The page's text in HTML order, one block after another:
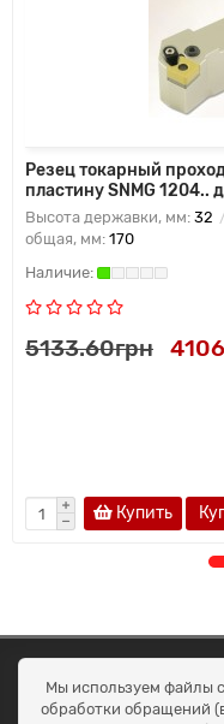
Резец токарный
пластину SNMG 1204..
Высота державки, мм: 32
общая, мм: 170
5133.60грн
Купить
ОКЕАН ТРЕЙД
Договір публичної
Доставка та оплата
Мы используем файлы
обработки обращений